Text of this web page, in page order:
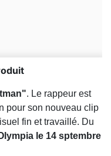
. Le rappeur est
pour son nouveau clip
fin et travaillé. Du
le 14 sptembre